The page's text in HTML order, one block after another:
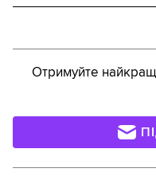
Отримуйте